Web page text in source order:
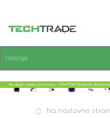
PRIJAVA
Na naslovno stran